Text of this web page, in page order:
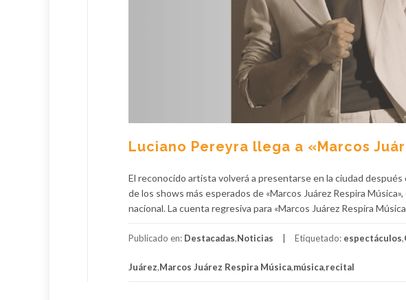
Luciano Pereyra llega a «Marcos
El reconocido artista volverá a presentarse en la ciudad
de los shows más esperados de «Marcos Juárez Respira
nacional. La cuenta regresiva para «Marcos Juárez Respira
Publicado en: Destacadas,Noticias Etiquetado: espectáculos,
Juárez,Marcos Juárez Respira Música,música,recital